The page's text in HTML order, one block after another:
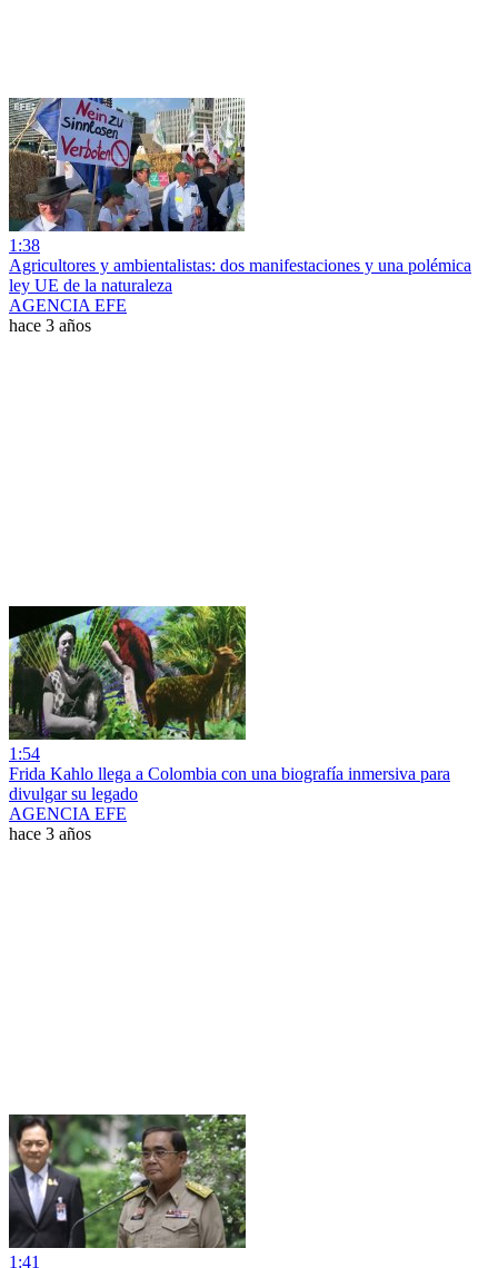
1:38
Agricultores y ambientalistas: dos manifestaciones y una polémica
ley UE de la naturaleza
AGENCIA EFE
hace 3 años
1:54
Frida Kahlo llega a Colombia con una biografía inmersiva para
divulgar su legado
AGENCIA EFE
hace 3 años
1:41